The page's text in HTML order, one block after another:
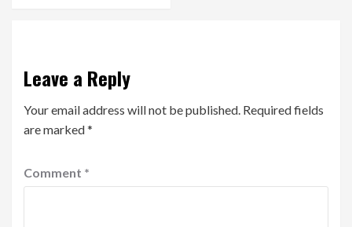
Leave a Reply
Your email address will not be published. Required fields
are marked*
Comment *